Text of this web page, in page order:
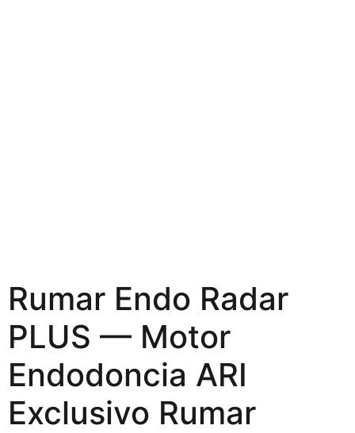
Rumar Endo Radar
PLUS — Motor
Endodoncia ARI
Exclusivo Rumar